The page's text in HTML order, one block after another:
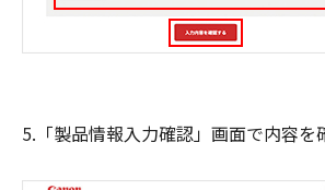
5.「製品情報入力確認」画面で内容を